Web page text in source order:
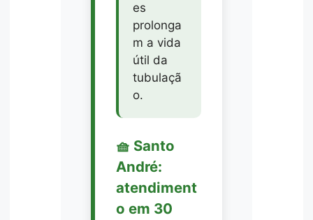
es
prolonga
m a vida
útil da
tubulaçã
o.
🧺 Santo
André:
atendiment
o em 30